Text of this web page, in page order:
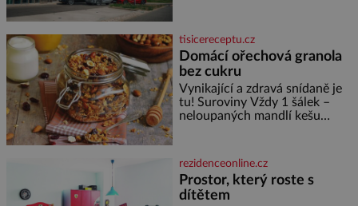
asociace, reprezentačních týmů
i českého fotbalu v regionech.
Partner
tisicereceptu.cz
Domácí ořechová granola
bez cukru
Vynikající a zdravá snídaně je
tu! Suroviny Vždy 1 šálek –
neloupaných mandlí kešu
semínek dýně rozinek 3 šálky
ovesných vloček 1 lžíce mlet
rezidenceonline.cz
Prostor, který roste s
dítětem